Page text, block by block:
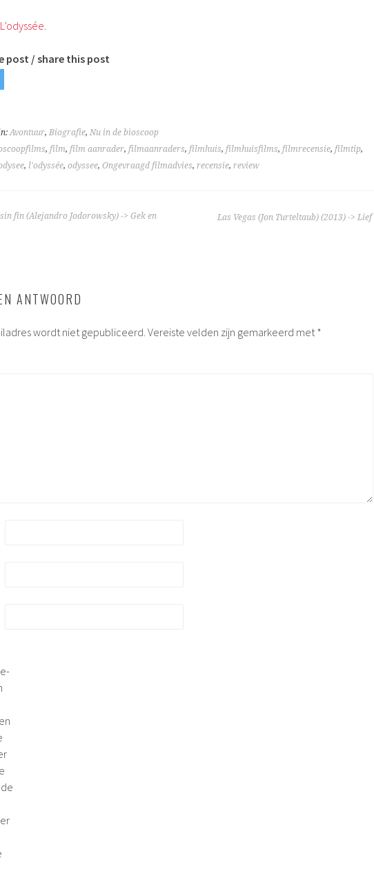
L’odyssée
post / share this post
Avontuur, Biografie, Nu in de bioscoop
, film, film aanrader, filmaanraders, filmhuis, filmhuisfilms, filmrecensie, filmtip,
, l'odyssée, odyssee, Ongevraagd filmadvies, recensie, review
fin (Alejandro Jodorowsky) -> Gek en
Las Vegas (Jon Turteltaub) (2013) -> Lief
ANTWOORD
wordt niet gepubliceerd. Vereiste velden zijn gemarkeerd met *